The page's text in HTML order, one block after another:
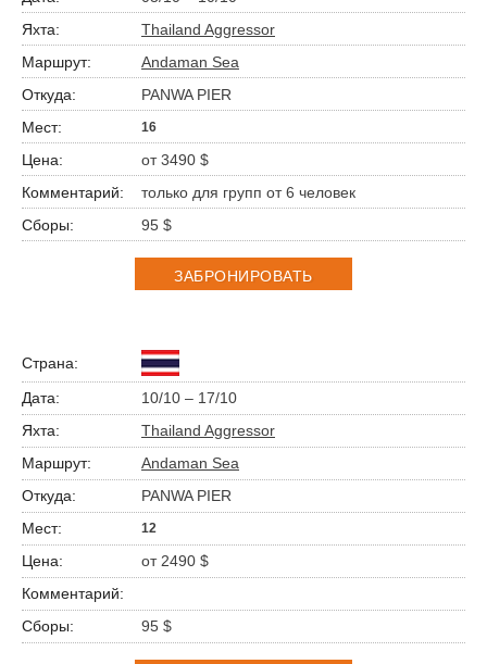
Thailand Aggressor
Andaman Sea
PANWA PIER
16
от 3490 $
только для групп от 6 человек
95 $
ЗАБРОНИРОВАТЬ
10/10 – 17/10
Thailand Aggressor
Andaman Sea
PANWA PIER
12
от 2490 $
95 $